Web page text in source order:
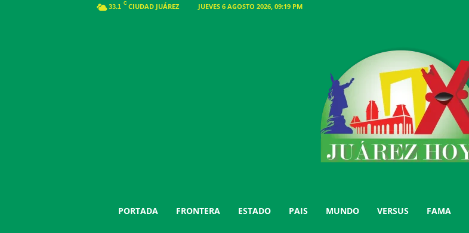
33.1 C CIUDAD JUÁREZ JUEVES 6 AGOSTO 2026, 09:19 PM
PORTADA FRONTERA ESTADO PAIS MUNDO VERSUS FAMA